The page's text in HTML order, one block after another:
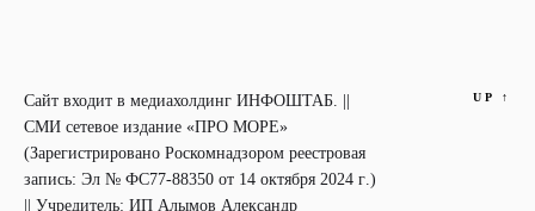
Сайт входит в медиахолдинг ИНФОШТАБ. ||
СМИ сетевое издание «ПРО МОРЕ»
(Зарегистрировано Роскомнадзором реестровая
запись: Эл № ФС77-88350 от 14 октября 2024 г.)
|| Учредитель: ИП Алымов Александр
UP ↑